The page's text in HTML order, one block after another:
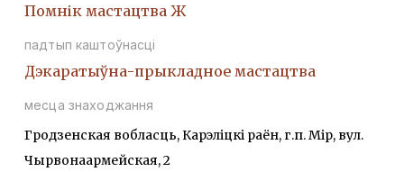
Помнік мастацтва Ж
падтып каштоўнасці
Дэкаратыўна-прыкладное мастацтва
месца знаходжання
Гродзенская вобласць, Карэліцкі раён, г.п. Мір, вул.
Чырвонаармейская, 2